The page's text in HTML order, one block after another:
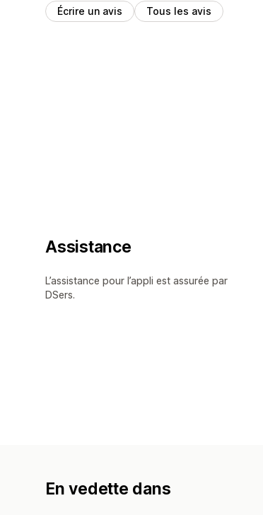
Écrire un avis Tous les avis
Assistance
L’assistance pour l’appli est assurée par
DSers.
En vedette dans